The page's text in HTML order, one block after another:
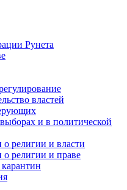
Рунета
властей
и в политической
о религии и власти
о религии и праве